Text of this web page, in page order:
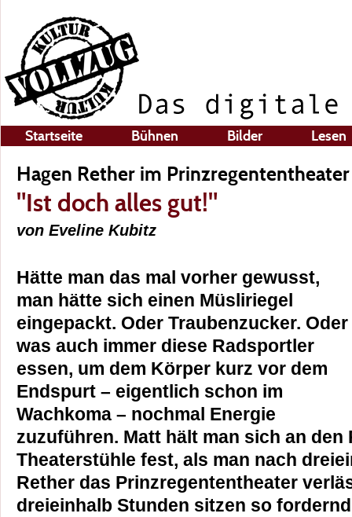
Startseite Bühnen Bilder Lesen
Hagen Rether im Prinzregententheater
"Ist doch alles gut!"
von Eveline Kubitz
Hätte man das mal vorher gewusst,
man hätte sich einen Müsliriegel
eingepackt. Oder Traubenzucker. Oder
was auch immer diese Radsportler
essen, um dem Körper kurz vor dem
Endspurt – eigentlich schon im
Wachkoma – nochmal Energie
zuzuführen. Matt hält man sich an den
Theaterstühle fest, als man nach
Rether das Prinzregententheater
dreieinhalb Stunden sitzen so